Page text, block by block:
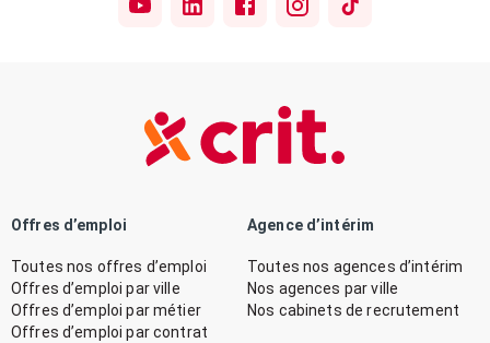
Offres d’emploi
Toutes nos offres d’emploi
Offres d’emploi par ville
Offres d’emploi par métier
Offres d’emploi par contrat
Agence d’intérim
Toutes nos agences d’intérim
Nos agences par ville
Nos cabinets de recrutement